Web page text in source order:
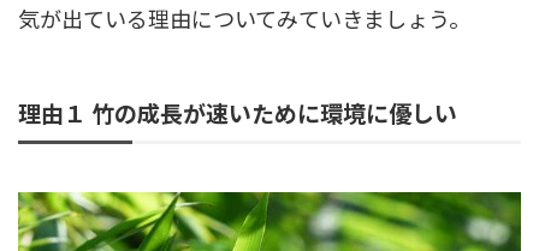
気が出ている理由についてみていきましょう。
理由１ 竹の成長が速いために環境に優しい